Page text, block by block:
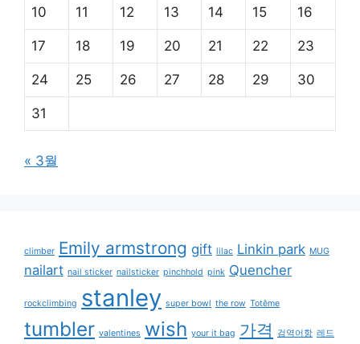
10 11 12 13 14 15 16
17 18 19 20 21 22 23
24 25 26 27 28 29 30
31
« 3월
climber Emily armstrong gift lilac Linkin park MUG
nailart nail sticker nailsticker pinchhold pink Quencher
rockclimbing stanley super bowl the row Totême
tumbler valentines wish your it bag 가격 검역어항 레드